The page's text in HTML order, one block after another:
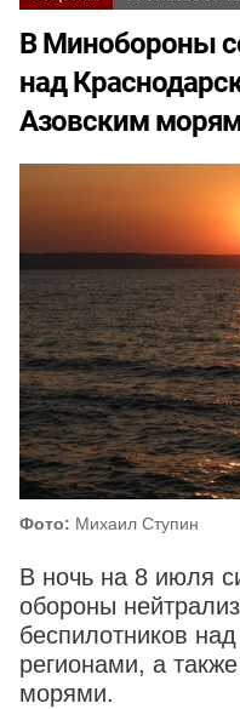
В Минобороны
над
Азовским
Фото: Михаил Ступин
В ночь на 8 июля
обороны
беспилотников
регионами, а
морями.